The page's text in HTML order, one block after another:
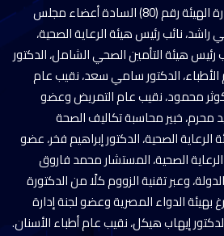
وقد حضر اجتماع مجلس إدارة الهيئة رقم (80) السادة أعضاء مجلس
راشد، نائب رئيس هيئة الرعاية الصحية،
رئيس هيئة التأمين الصحي الشامل، الدكتور
الدكتور سامي سعد، نقيب عام
كوثر محمود، نقيب عام التمريض وعضو
محرم، خبير محاسبة تكاليف الصحة
الصحية، الدكتور إبراهيم فخر، عضو
الصحية، المستشار محمد فاروق
وعبر تقنية الزووم كلًا من الدكتورة
بهيئة الدواء المصرية وعضو لجنة إدارة
إيهاب هيكل، نقيب عام أطباء الأسنان.